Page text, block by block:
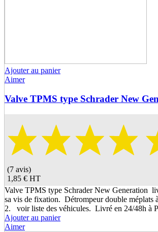
Ajouter au panier
Aimer
Valve TPMS type Schrader New
(7 avis)
1,85 € HT
Valve TPMS type Schrader New Generation
sa vis de fixation. Détrompeur double méplats
2. voir liste des véhicules. Livré en 24/48h à
Ajouter au panier
Aimer